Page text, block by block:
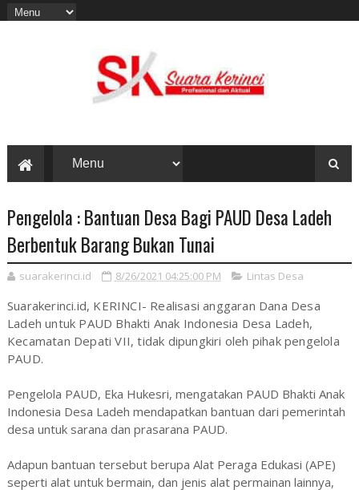
Pengelola : Bantuan Desa Bagi PAUD Desa Ladeh
Berbentuk Barang Bukan Tunai
suarakerinci.id 8/26/2021 04:25:00 PM Lintas Desa
Suarakerinci.id, KERINCI- Realisasi anggaran Dana Desa
Ladeh untuk PAUD Bhakti Anak Indonesia Desa Ladeh,
Kecamatan Depati VII, tidak dipungkiri oleh pihak pengelola
PAUD.
Pengelola PAUD, Eka Hukesri, mengatakan PAUD Bhakti Anak
Indonesia Desa Ladeh mendapatkan bantuan dari pemerintah
desa untuk sarana dan prasarana PAUD.
Adapun bantuan tersebut berupa Alat Peraga Edukasi (APE)
seperti alat untuk bermain, dan jenis alat permainan lainnya,